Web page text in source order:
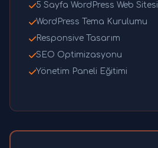
5 Sayfa WordPress Web Sitesi
WordPress Tema Kurulumu
Responsive Tasarım
SEO Optimizasyonu
Yönetim Paneli Eğitimi